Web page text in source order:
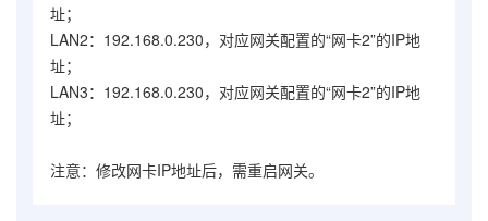
址；
LAN2：192.168.0.230，对应网关配置的“网卡2”的IP地
址；
LAN3：192.168.0.230，对应网关配置的“网卡2”的IP地
址；
注意：修改网卡IP地址后，需重启网关。